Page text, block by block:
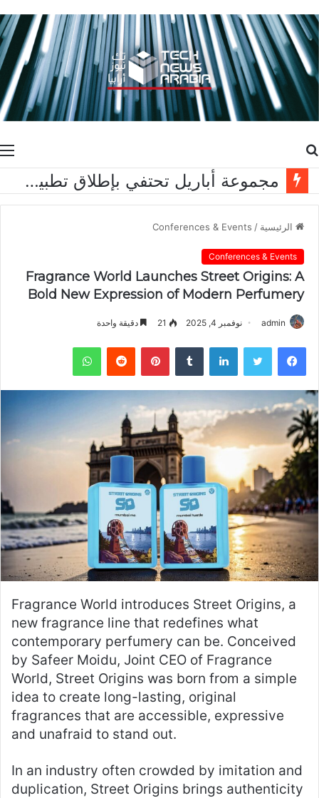
عن
مجموعة أباريل تحتفي بإطلاق تطبيق آيڤي بالتزامن مع حملة العودة إلى المدارس
الرئيسية /
Conferences & Events
Conferences & Events
Fragrance World Launches Street Origins: A
Bold New Expression of Modern Perfumery
admin نوفمبر 4, 2025 21 دقيقة واحدة
فيسبوك تويتر لينكدإن بينتيريست واتساب
Fragrance World introduces Street Origins, a
new fragrance line that redefines what
contemporary perfumery can be. Conceived
by Safeer Moidu, Joint CEO of Fragrance
World, Street Origins was born from a simple
idea to create long-lasting, original
fragrances that are accessible, expressive
and unafraid to stand out.
In an industry often crowded by imitation and
duplication, Street Origins brings authenticity